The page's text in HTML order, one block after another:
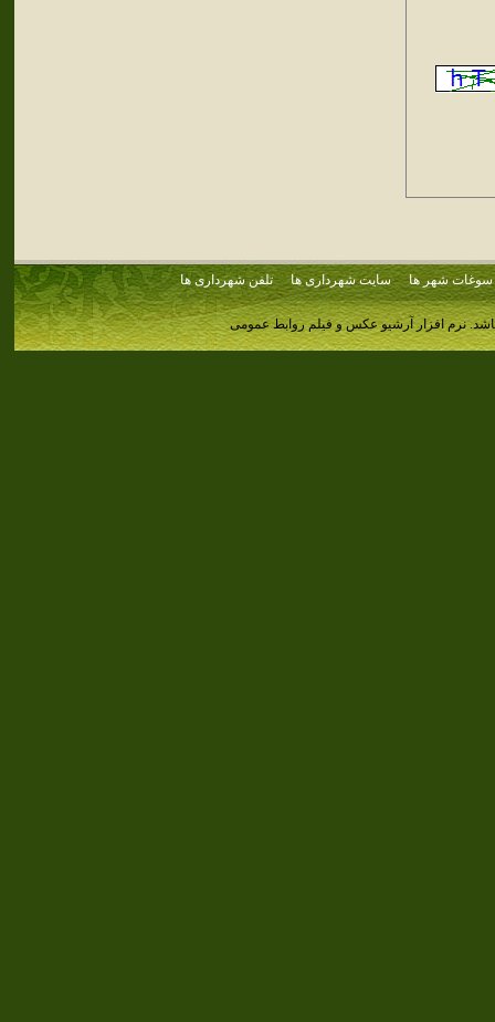
سوغات شهر ها سایت شهرداری ها تلفن شهرداری ها
نرم افزار آرشیو عکس و فیلم روابط عمومی